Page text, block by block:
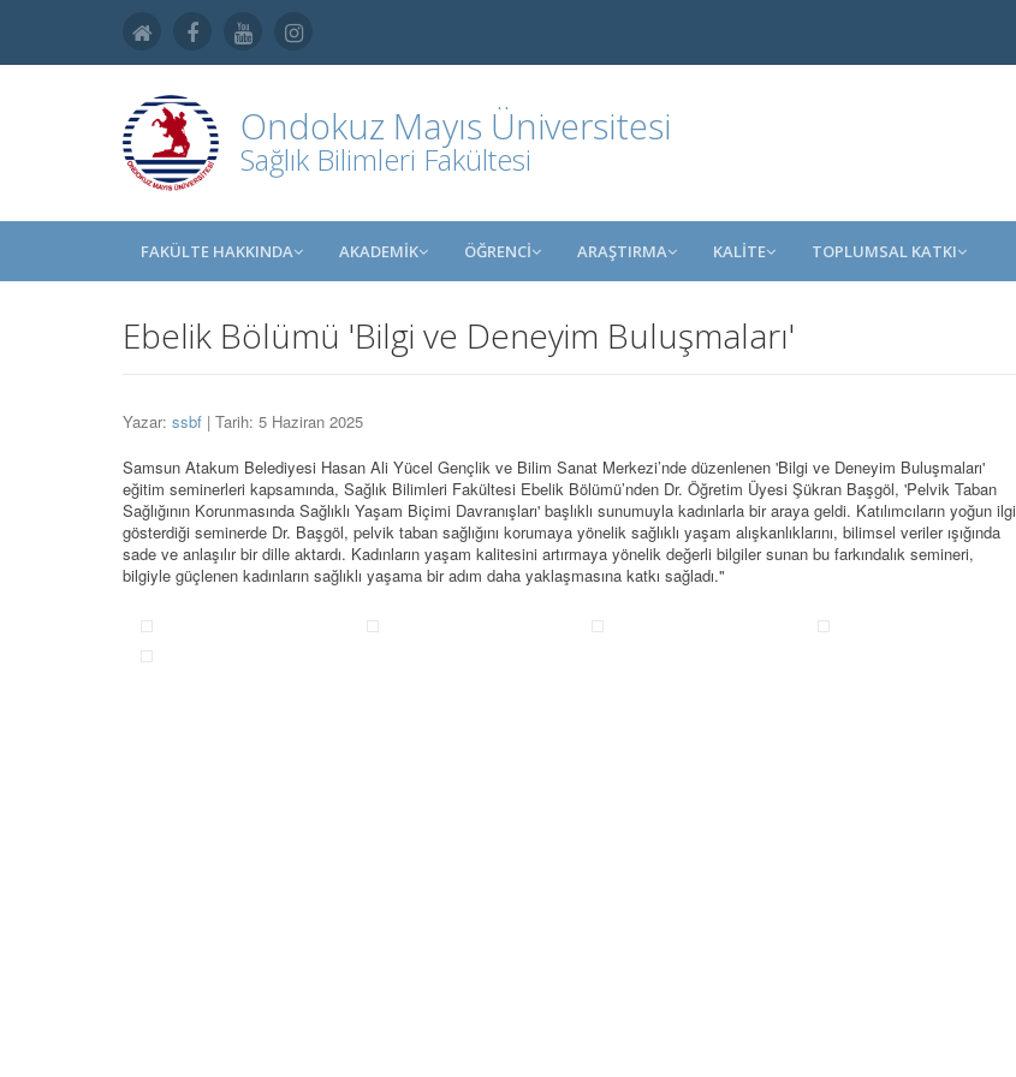
Ondokuz Mayıs Üniversitesi
Sağlık Bilimleri Fakültesi
FAKÜLTE HAKKINDA AKADEMİK ÖĞRENCİ ARAŞTIRMA KALİTE TOPLUMSAL KATKI
Ebelik Bölümü 'Bilgi ve Deneyim Buluşmaları'
Yazar: ssbf | Tarih: 5 Haziran 2025
Samsun Atakum Belediyesi Hasan Ali Yücel Gençlik ve Bilim Sanat Merkezi’nde düzenlenen 'Bilgi ve Deneyim Buluşmaları'
eğitim seminerleri kapsamında, Sağlık Bilimleri Fakültesi Ebelik Bölümü’nden Dr. Öğretim Üyesi Şükran Başgöl, 'Pelvik Taban
Sağlığının Korunmasında Sağlıklı Yaşam Biçimi Davranışları' başlıklı sunumuyla kadınlarla bir araya geldi. Katılımcıların yoğun ilgi
gösterdiği seminerde Dr. Başgöl, pelvik taban sağlığını korumaya yönelik sağlıklı yaşam alışkanlıklarını, bilimsel veriler ışığında
sade ve anlaşılır bir dille aktardı. Kadınların yaşam kalitesini artırmaya yönelik değerli bilgiler sunan bu farkındalık semineri,
bilgiyle güçlenen kadınların sağlıklı yaşama bir adım daha yaklaşmasına katkı sağladı."